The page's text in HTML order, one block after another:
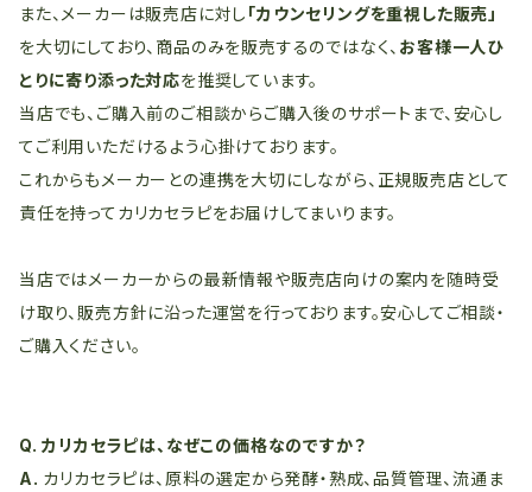
また、メーカーは販売店に対し 「カウンセリングを重視した販売」
を大切にしており、商品のみを販売するのではなく、 お客様一人ひ
とりに寄り添った対応を推奨しています。
当店でも、ご購入前のご相談からご購入後のサポートまで、安心し
てご利用いただけるよう心掛けております。
これからもメーカーとの連携を大切にしながら、正規販売店として
責任を持ってカリカセラピをお届けしてまいります。
当店ではメーカーからの最新情報や販売店向けの案内を随時受
け取り、販売方針に沿った運営を行っております。安心してご相談・
ご購入ください。
Q. カリカセラピは、なぜこの価格なのですか？
A. カリカセラピは、原料の選定から発酵・熟成、品質管理、流通ま